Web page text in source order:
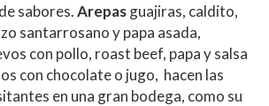
sabores.Arepasguajiras, caldito,
santarrosano y papa asada,
con pollo, roast beef, papa y salsa
con chocolate o jugo, hacen las
en una gran bodega, como su